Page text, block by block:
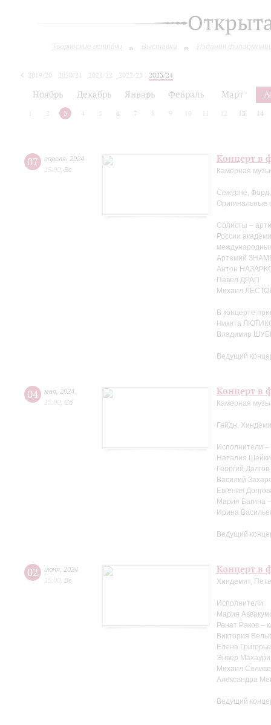
Творческие встречи Выставки Издания
2019/20 2020/21 2021/22 2022/23
2023/24
Ноябрь Декабрь Январь Февраль Март
2 3 4 5 6 7 8 9 10 12 13 14
07 апреля 2024
15:00 Вс
Концерт в
Камерная
Сежурне,
Оригинальные
Солисты –
России
Артемий
Антон
Павел ДРАП
Михаил
В концерте
Никита
Владимир
Ведущий
04 мая 2024
15:00 Сб
Концерт в
Камерная
Гайдн,
Исполнители
Наталия
Георгий
Василий
Евгения
Мария Багина
Ирина
Ведущий
02 июня 2024
15:00 Вс
Концерт в
Хиндемит,
Исполнители:
Мария
Ренат Раков –
Виктория
Елена
Энвер Махаури
Михаил
Александра
Ведущий